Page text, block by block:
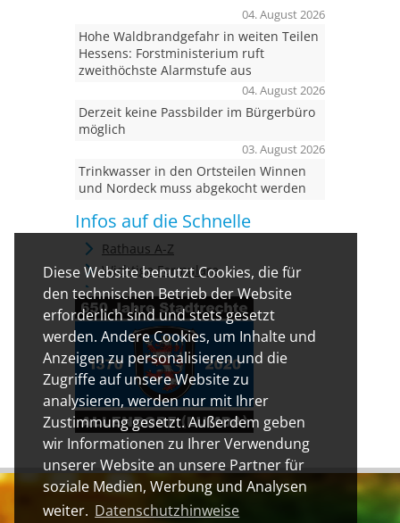
Diese Website benutzt Cookies, die für
den technischen Betrieb der Website
erforderlich sind und stets gesetzt
werden. Andere Cookies, um Inhalte und
Anzeigen zu personalisieren und die
Zugriffe auf unsere Website zu
analysieren, werden nur mit Ihrer
Zustimmung gesetzt. Außerdem geben
wir Informationen zu Ihrer Verwendung
unserer Website an unsere Partner für
soziale Medien, Werbung und Analysen
weiter. Datenschutzhinweise
04. August 2026
Hohe Waldbrandgefahr in weiten Teilen
Hessens: Forstministerium ruft
zweithöchste Alarmstufe aus
04. August 2026
Derzeit keine Passbilder im Bürgerbüro
möglich
03. August 2026
Trinkwasser in den Ortsteilen Winnen
und Nordeck muss abgekocht werden
Infos auf die Schnelle
Rathaus A-Z
Wichtige Formulare